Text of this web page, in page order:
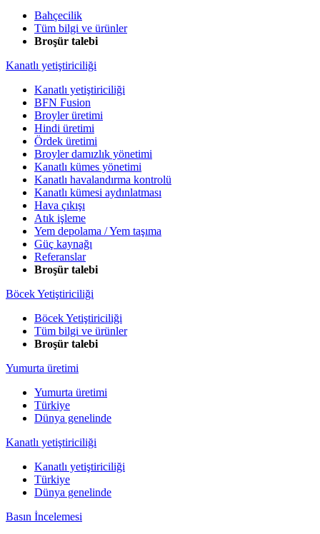
Bahçecilik
Tüm bilgi ve ürünler
Broşür talebi
Kanatlı yetiştiriciliği
Kanatlı yetiştiriciliği
BFN Fusion
Broyler üretimi
Hindi üretimi
Ördek üretimi
Broyler damızlık yönetimi
Kanatlı kümes yönetimi
Kanatlı havalandırma kontrolü
Kanatlı kümesi aydınlatması
Hava çıkışı
Atık işleme
Yem depolama / Yem taşıma
Güç kaynağı
Referanslar
Broşür talebi
Böcek Yetiştiriciliği
Böcek Yetiştiriciliği
Tüm bilgi ve ürünler
Broşür talebi
Yumurta üretimi
Yumurta üretimi
Türkiye
Dünya genelinde
Kanatlı yetiştiriciliği
Kanatlı yetiştiriciliği
Türkiye
Dünya genelinde
Basın İncelemesi